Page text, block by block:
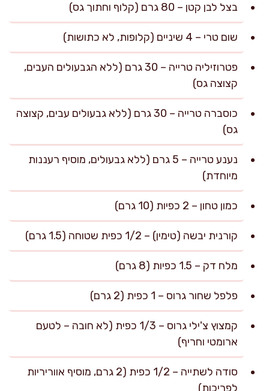
בצל לבן קטן – 80 גרם (קלוף וחתוך גס)
שום טרי – 4 שיניים (קלופות, לא כתושות)
פטרוזיליה טרייה – 30 גרם (ללא הגבעולים העבים,
קצוצה גס)
כוסברה טרייה – 30 גרם (ללא גבעולים עבים, קצוצה
גס)
נענע טרייה – 5 גרם (ללא גבעולים, מוסיף רעננות
מיוחדת)
כמון טחון – 2 כפיות (10 גרם)
קורנית יבשה (טימין) – 1/2 כפית שטוחה (1.5 גרם)
מלח דק – 1.5 כפיות (8 גרם)
פלפל שחור גרוס – 1 כפית (2 גרם)
קמצוץ צ'ילי גרוס – 1/3 כפית (לא חובה – לטעם
ארומטי וחריף)
סודה לשתייה – 1/2 כפית (2 גרם, מוסיף אווריריות
לפריכות)